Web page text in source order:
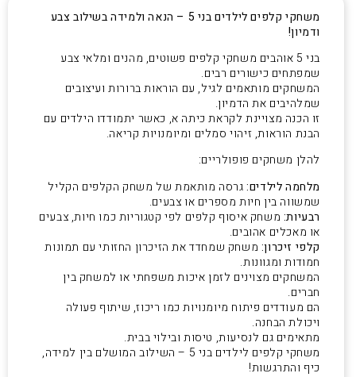
משחקי קלפים לילדים בני 5 – הנאה ולמידה בשילוב צבע
ודמיון!
בני 5 אוהבים משחקי קלפים פשוטים, מהנים ומלאי צבע
שמפתחים כישורים רבים.
המשחקים מותאמים לגיל, עם הוראות ברורות ועיצובים
שמלהיבים את הדמיון.
זו הכנה מצויינת לקראת כיתה א, כאשר יתמודדו הילדים עם
הבנת הוראות, זיהוי סמלים ומיומנויות קריאה.
להלן משחקים פופולריים:
מלחמה לילדים:גרסה מותאמת של משחק הקלפים הקליל
שמשווה בין חיות מספרים או צבעים.
רבעיות: משחק איסוף קלפים לפי קטגוריות כמו חיות, צבעים
או מאכלים אהובים.
קלפי זיכרון: משחק שמחדד את הזיכרון החזותי עם תמונות
חמודות ומגוונות.
המשחקים מצוינים לזמן איכות משפחתי או למשחק בין
חברים.
הם מעודדים פיתוח מיומנויות כמו ריכוז, שיתוף פעולה
ויכולת הבחנה.
מתאימים גם לנסיעות, טיסות ובילוי בבית.
משחקי קלפים לילדים בני 5 – השילוב המושלם בין למידה,
כיף והתרגשות!